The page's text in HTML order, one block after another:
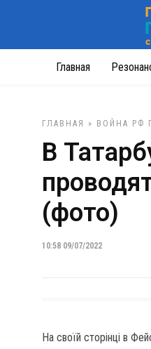
Главная
ГЛАВНАЯ » ВОЙНА РФ
В
(фото)
10:58 09/07/2022
На своїй сторінці в